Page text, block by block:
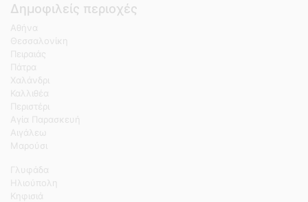
Δημοφιλείς περιοχές
Αθήνα
Θεσσαλονίκη
Πειραιάς
Πάτρα
Χαλάνδρι
Καλλιθέα
Περιστέρι
Αγία Παρασκευή
Αιγάλεω
Μαρούσι
Γλυφάδα
Ηλιούπολη
Κηφισιά